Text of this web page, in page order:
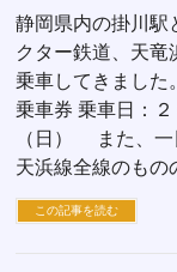
静岡県内の掛川駅
クター鉄道、天竜
乗車してきまし
乗車券 乗車日：
（日） また、一
天浜線全線のも
この記事を読む